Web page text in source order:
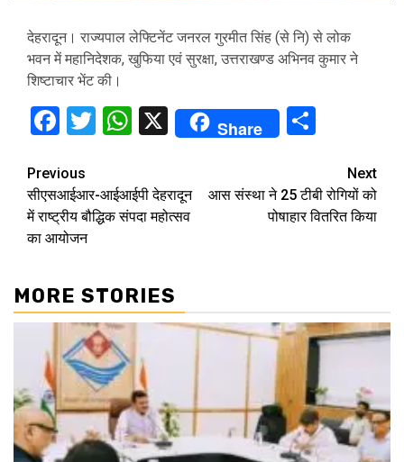
देहरादून। राज्यपाल लेफ्टिनेंट जनरल गुरमीत सिंह (से नि) से लोक
भवन में महानिदेशक, खुफिया एवं सुरक्षा, उत्तराखण्ड अभिनव कुमार ने
शिष्टाचार भेंट की।
Facebook
Twitter
WhatsApp
X Share
Continue
Reading
Previous
सीएसआईआर-आईआईपी देहरादून
में राष्ट्रीय बौद्धिक संपदा महोत्सव
का आयोजन
Next
आस संस्था ने 25 टीबी रोगियों को
पोषाहार वितरित किया
MORE STORIES